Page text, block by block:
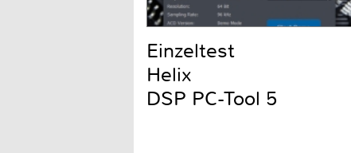
Einzeltest
Helix
DSP PC-Tool 5